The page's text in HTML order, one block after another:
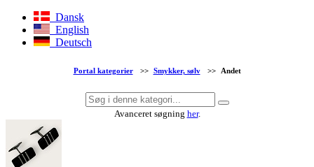
Dansk
English
Deutsch
Portal kategorier >> Smykker, sølv >> Andet
Avanceret søgning her.